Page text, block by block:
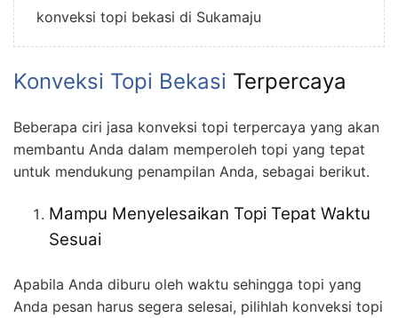
konveksi topi bekasi di Sukamaju
Konveksi Topi Bekasi Terpercaya
Beberapa ciri jasa konveksi topi terpercaya yang akan
membantu Anda dalam memperoleh topi yang tepat
untuk mendukung penampilan Anda, sebagai berikut.
Mampu Menyelesaikan Topi Tepat Waktu
Sesuai
Apabila Anda diburu oleh waktu sehingga topi yang
Anda pesan harus segera selesai, pilihlah konveksi topi